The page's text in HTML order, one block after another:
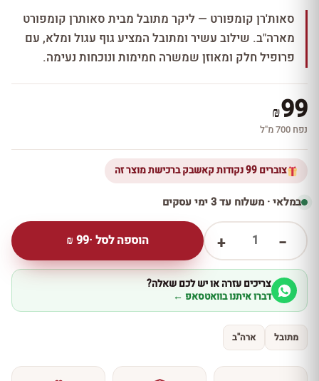
סאות'רן קומפורט — ליקר מתובל מבית סאותרן קומפורט
מארה"ב. שילוב עשיר ומתובל המציע גוף עגול ומלא, עם
פרופיל חלק ומאוזן שמשרה חמימות ונוכחות נעימה.
₪99
נפח 700 מ''ל
צוברים 99 נקודות קאשבק ברכישת מוצר זה
במלאי · משלוח עד 3 ימי עסקים
−
1
+ הוספה לסל ·99
₪
צריכים עזרה או יש לכם שאלה?
דברו איתנו בוואטסאפ ←
מתובל ארה''ב